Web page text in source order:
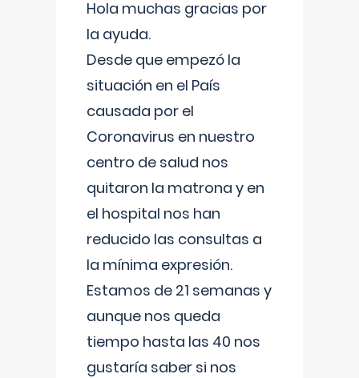
Hola muchas gracias por
la ayuda.
Desde que empezó la
situación en el País
causada por el
Coronavirus en nuestro
centro de salud nos
quitaron la matrona y en
el hospital nos han
reducido las consultas a
la mínima expresión.
Estamos de 21 semanas y
aunque nos queda
tiempo hasta las 40 nos
gustaría saber si nos